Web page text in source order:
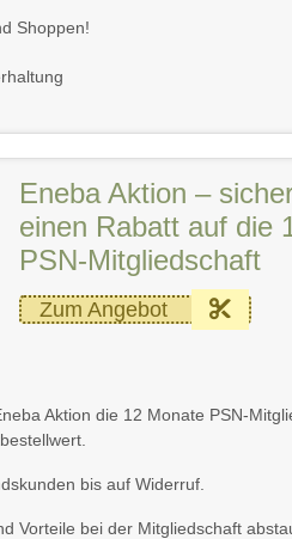
Shoppen!
Eneba Aktion –
einen Rabatt auf die
PSN-Mitgliedschaft
Zum Angebot
Aktion die 12 Monate PSN-
bis auf Widerruf.
Vorteile bei der Mitgliedschaft